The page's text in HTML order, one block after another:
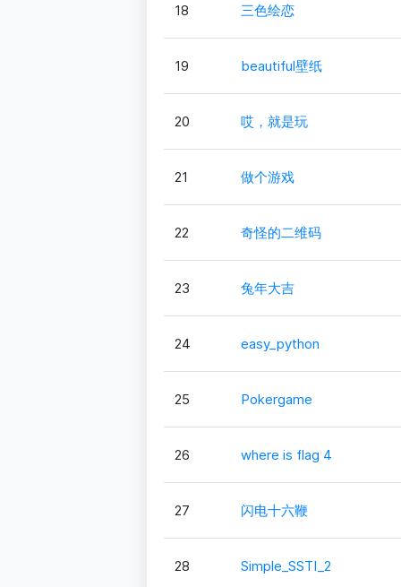
18 三色绘恋
19 beautiful壁纸
20 哎，就是玩
21 做个游戏
22 奇怪的二维码
23 兔年大吉
24 easy_python
25 Pokergame
26 where is flag 4
27 闪电十六鞭
28 Simple_SSTI_2